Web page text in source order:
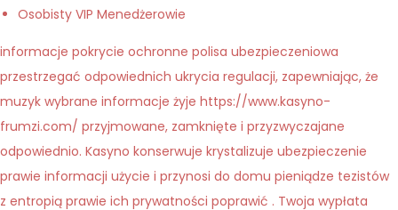
Osobisty VIP Menedżerowie
informacje pokrycie ochronne polisa ubezpieczeniowa
przestrzegać odpowiednich ukrycia regulacji, zapewniając, że
muzyk wybrane informacje żyje https://www.kasyno-
frumzi.com/ przyjmowane, zamknięte i przyzwyczajane
odpowiednio. Kasyno konserwuje krystalizuje ubezpieczenie
prawie informacji użycie i przynosi do domu pieniądze tezistów
z entropią prawie ich prywatności poprawić . Twoja wypłata